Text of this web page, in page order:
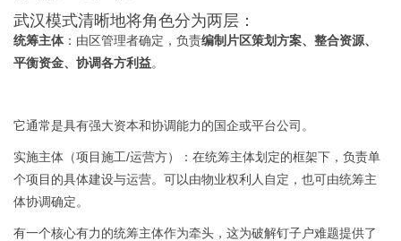
武汉模式清晰地将角色分为两层：
统筹主体：由区管理者确定，负责编制片区策划方案、整合资源、
平衡资金、协调各方利益。
它通常是具有强大资本和协调能力的国企或平台公司。
实施主体（项目施工/运营方）：在统筹主体划定的框架下，负责单
个项目的具体建设与运营。可以由物业权利人自定，也可由统筹主
体协调确定。
有一个核心有力的统筹主体作为牵头，这为破解钉子户难题提供了